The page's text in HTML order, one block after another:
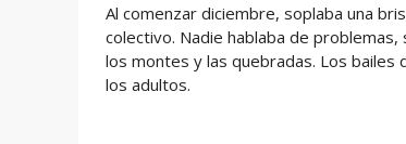
Al comenzar diciembre, soplaba una
colectivo. Nadie hablaba de
los montes y las quebradas. Los bailes
los adultos.